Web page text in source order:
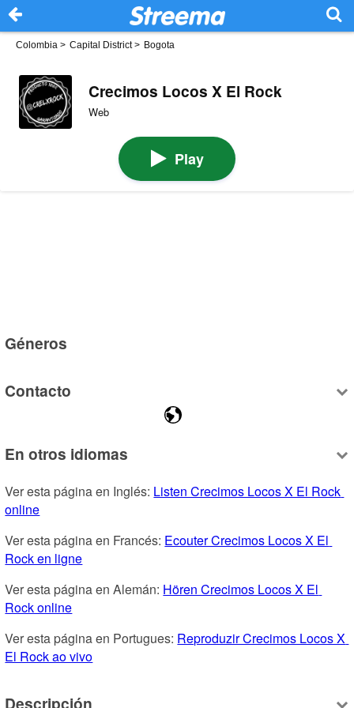
Colombia > Capital District> Bogota
Crecimos Locos X El Rock
Web
Play
Géneros
Contacto
En otros idiomas
Ver esta página en Inglés: Listen Crecimos Locos X El Rock
online
Ver esta página en Francés: Ecouter Crecimos Locos X El
Rock en ligne
Ver esta página en Alemán: Hören Crecimos Locos X El
Rock online
Ver esta página en Portugues: Reproduzir Crecimos Locos X
El Rock ao vivo
Descripción